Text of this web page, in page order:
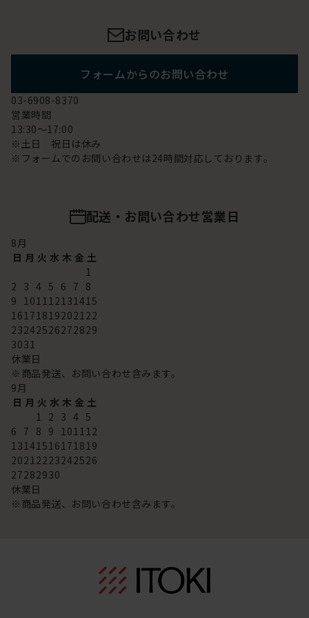
お問い合わせ
フォームからのお問い合わせ
03-6908-8370
営業時間
13:30～17:00
※土日 祝日は休み
※フォームでのお問い合わせは24時間対応しております。
配送・お問い合わせ営業日
8月
日 月 火 水 木 金 土
1
2 3 4 5 6 7 8
9 101112131415
16171819202122
23242526272829
3031
休業日
※商品発送、お問い合わせ含みます。
9月
日 月 火 水 木 金 土
1 2 3 4 5
6 7 8 9 101112
13141516171819
20212223242526
27282930
休業日
※商品発送、お問い合わせ含みます。